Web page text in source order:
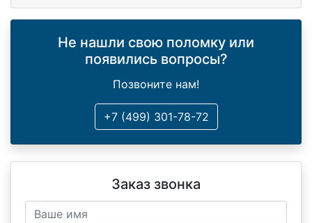
Не нашли свою поломку или
появились вопросы?
Позвоните нам!
+7 (499) 301-78-72
Заказ звонка